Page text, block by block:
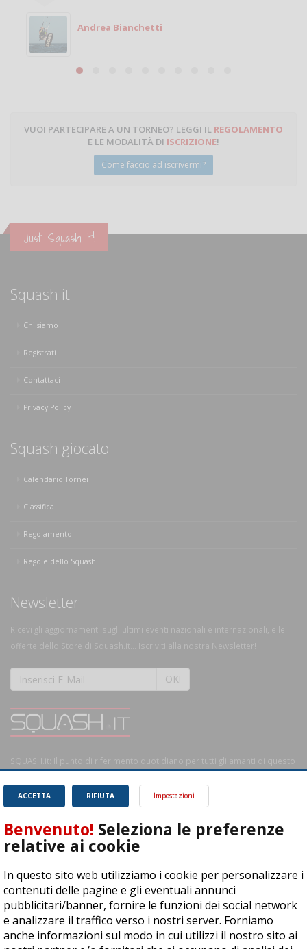
Michele
Michele Miglionico
VUOI PARTECIPARE A UN TORNEO? LEGGI IL REGOLAMENTO
E LE MODALITÀ DI ISCRIZIONE!
Come faccio ad iscrivermi?
Just Squash It!
Squash.it
Chi siamo
Registrati
Contattaci
Privacy Policy
Squash giocato
Calendario Tornei
Classifica
Regolamento
Regole dello Squash
Newsletter
Ricevi gli aggiornamenti sugli ultimi eventi nazionali e internazionali, e le
offerte dello Store di Squash.it... Iscriviti alla nostra Newsletter!
OK!
SQUASH.it: Il punto di riferimento quotidiano per tutti gli amanti di questo
RIFIUTA
ACCETTA Impostazioni
Benvenuto! Seleziona le preferenze
relative ai cookie
In questo sito web utilizziamo i cookie per personalizzare i
contenuti delle pagine e gli eventuali annunci
pubblicitari/banner, fornire le funzioni dei social network
e analizzare il traffico verso i nostri server. Forniamo
anche informazioni sul modo in cui utilizzi il nostro sito ai
04278030988
© Copyright 2015 | All Rights Reserved - Powered byDynDevice
Privacy Policy Cookie Policy Accessibilità Sitemap